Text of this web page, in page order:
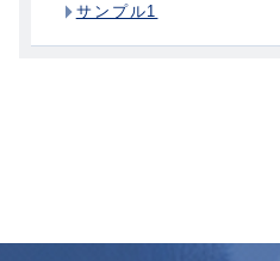
サンプル1